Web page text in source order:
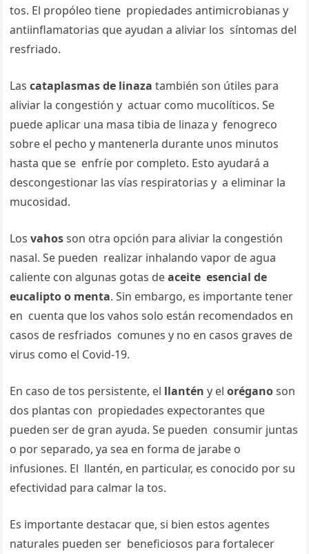
tos. El propóleo tiene propiedades antimicrobianas y
antiinflamatorias que ayudan a aliviar los síntomas del
resfriado.
Lascataplasmas de linazatambién son útiles para
aliviar la congestión y actuar como mucolíticos. Se
puede aplicar una masa tibia de linaza y fenogreco
sobre el pecho y mantenerla durante unos minutos
hasta que se enfríe por completo. Esto ayudará a
descongestionar las vías respiratorias y a eliminar la
mucosidad.
Losvahosson otra opción para aliviar la congestión
nasal. Se pueden realizar inhalando vapor de agua
caliente con algunas gotas deaceite esencial de
eucalipto o menta. Sin embargo, es importante tener
en cuenta que los vahos solo están recomendados en
casos de resfriados comunes y no en casos graves de
virus como el Covid-19.
En caso de tos persistente, el llantény eloréganoson
dos plantas con propiedades expectorantes que
pueden ser de gran ayuda. Se pueden consumir juntas
o por separado, ya sea en forma de jarabe o
infusiones. El llantén, en particular, es conocido por su
efectividad para calmar la tos.
Es importante destacar que, si bien estos agentes
naturales pueden ser beneficiosos para fortalecer